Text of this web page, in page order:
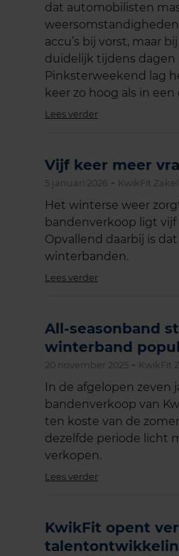
dat automobilisten
accu’s bij vorst, maar
duidelijk tijdens
Pinksterweekend lag
keer zo hoog als in
Lees verder
Vijf keer meer
5 januari 2026 - KwikFit
Het winterse weer
bandenverkoop ligt vijf
Opvallend daarbij is
winterbanden.
Lees verder
All-seasonband
winterband
20 november 2025 - KwikFit
In de afgelopen zeven
bandenverkoop van
ten koste van de
dezelfde periode licht
verkopen.
Lees verder
KwikFit opent